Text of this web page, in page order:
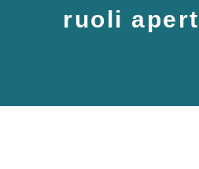
ruoli